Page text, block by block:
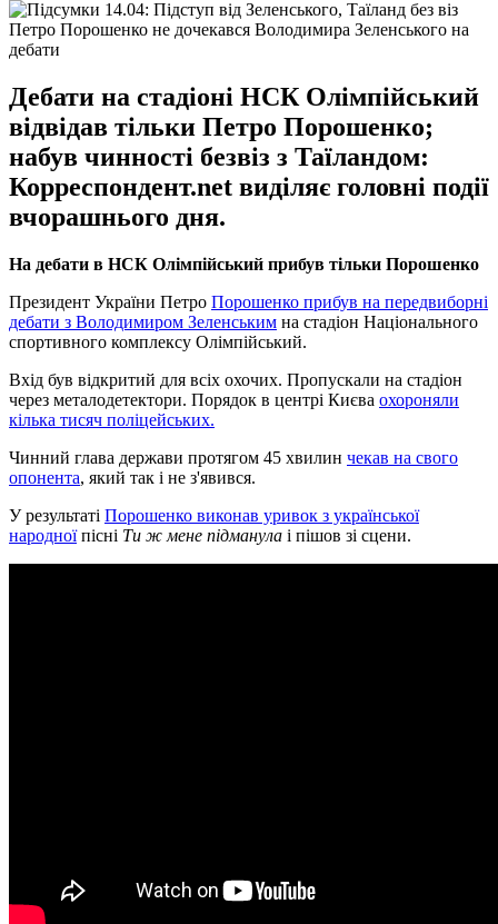
Петро Порошенко не дочекався Володимира Зеленського на
дебати
Дебати на стадіоні НСК Олімпійський
відвідав тільки Петро Порошенко;
набув чинності безвіз з Таїландом:
Корреспондент.net виділяє головні події
вчорашнього дня.
На дебати в НСК Олімпійський прибув тільки Порошенко
Президент України Петро Порошенко прибув на передвиборні
дебати з Володимиром Зеленським на стадіон Національного
спортивного комплексу Олімпійський.
Вхід був відкритий для всіх охочих. Пропускали на стадіон
через металодетектори. Порядок в центрі Києва охороняли
кілька тисяч поліцейських.
Чинний глава держави протягом 45 хвилин чекав на свого
опонента, який так і не з'явився.
У результаті Порошенко виконав уривок з української
народноїпісні Ти ж мене підманула і пішов зі сцени.